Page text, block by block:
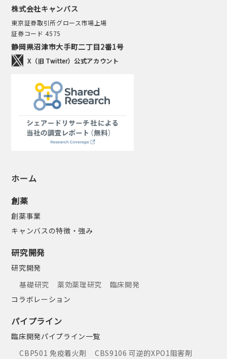
株式会社キャンバス
東京証券取引所グロース市場上場
証券コード 4575
静岡県沼津市大手町二丁目2番1号
X（旧 Twitter）公式アカウント
ホーム
創薬
創薬事業
キャンバスの特徴・強み
研究開発
研究開発
基礎研究
薬効薬理研究
臨床開発
コラボレーション
パイプライン
臨床開発パイプライン一覧
CBP501 免疫着火剤
CBS9106 可逆的XPO1阻害剤